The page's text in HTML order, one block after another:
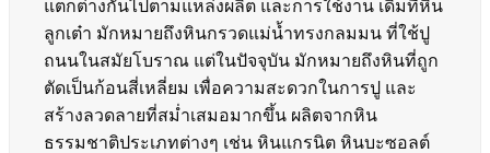
แตกต่างกันไปตามแหล่งผลิต และการใช้งาน เดิมทีหิน
ลูกเต๋า มักหมายถึงหินกรวดแม่น้ำทรงกลมมน ที่ใช้ปู
ถนนในสมัยโบราณ แต่ในปัจจุบัน มักหมายถึงหินที่ถูก
ตัดเป็นก้อนสี่เหลี่ยม เพื่อความสะดวกในการปู และ
สร้างลวดลายที่สม่ำเสมอมากขึ้น ผลิตจากหิน
ธรรมชาติประเภทต่างๆ เช่น หินแกรนิต หินบะซอลต์